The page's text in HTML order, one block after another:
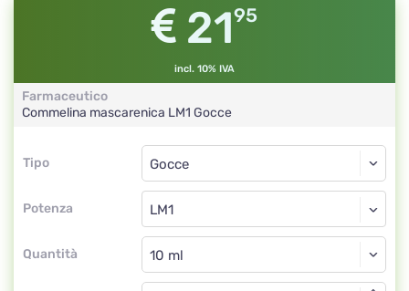
2195
incl. 10% IVA
Farmaceutico
Commelina mascarenica LM1 Gocce
Tipo
Tipo
Potenza
Gocce
LM1
Quantità
Gocce